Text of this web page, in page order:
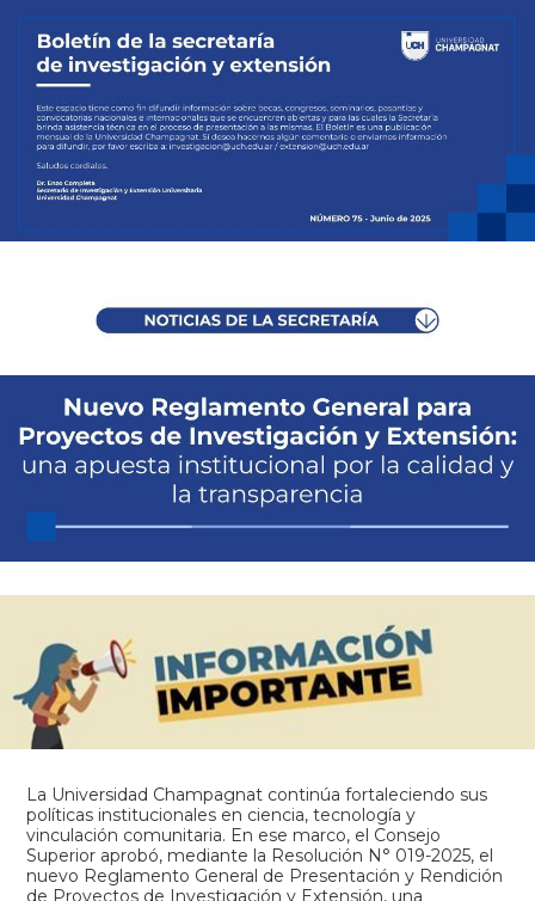
La Universidad Champagnat continúa fortaleciendo sus
políticas institucionales en ciencia, tecnología y
vinculación comunitaria. En ese marco, el Consejo
Superior aprobó, mediante la Resolución N° 019-2025, el
nuevo Reglamento General de Presentación y Rendición
de Proyectos de Investigación y Extensión, una